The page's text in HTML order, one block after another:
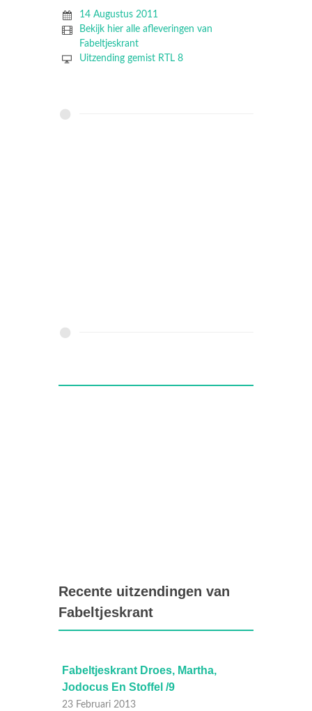
14 Augustus 2011
Bekijk hier alle afleveringen van
Fabeltjeskrant
Uitzending gemist RTL 8
Recente uitzendingen van
Fabeltjeskrant
Fabeltjeskrant Droes, Martha,
Jodocus En Stoffel /9
23 Februari 2013